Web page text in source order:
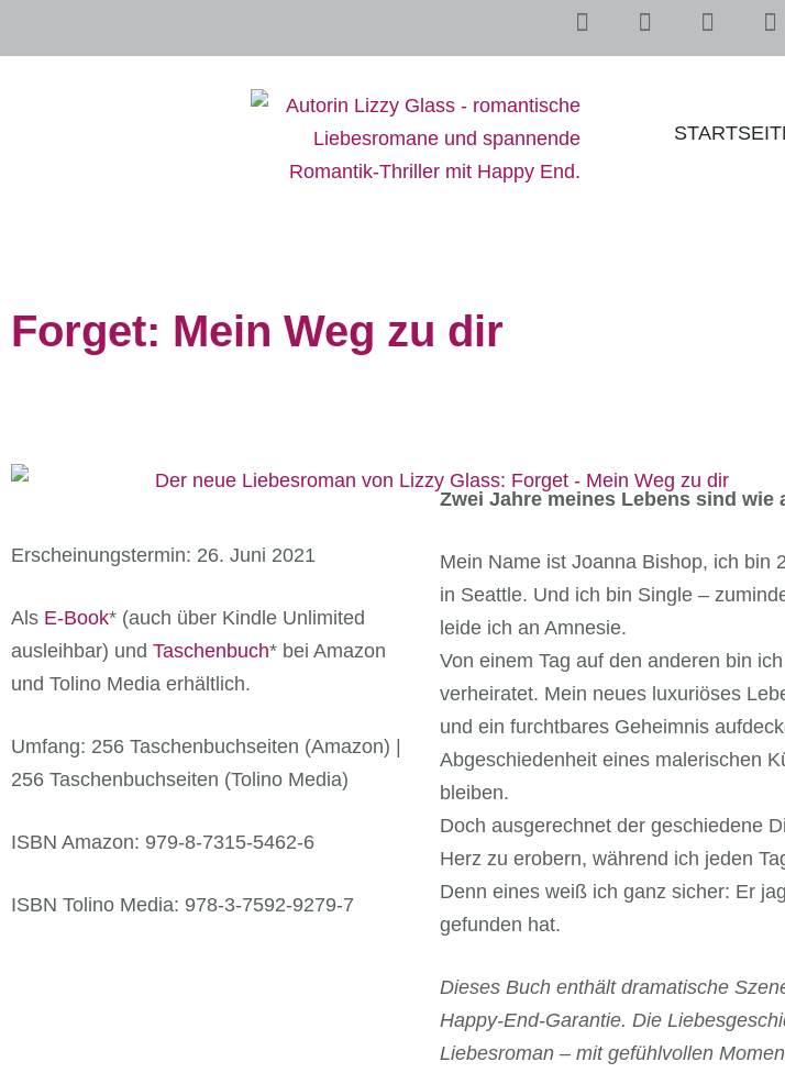
Forget: Mein Weg zu dir
Erscheinungstermin: 26. Juni 2021
Als E-Book* (auch über Kindle Unlimited
ausleihbar) und Taschenbuch* bei Amazon
und Tolino Media erhältlich.
Umfang: 256 Taschenbuchseiten (Amazon) |
256 Taschenbuchseiten (Tolino Media)
ISBN Amazon: 979-8-7315-5462-6
ISBN Tolino Media: 978-3-7592-9279-7
Zwei Jahre meines Lebens sind wie
Mein Name ist Joanna Bishop, ich bin
in Seattle. Und ich bin Single –
leide ich an Amnesie.
Von einem Tag auf den anderen bin
verheiratet. Mein neues luxuriöses
und ein furchtbares Geheimnis
Abgeschiedenheit eines malerischen
bleiben.
Doch ausgerechnet der geschiedene
Herz zu erobern, während ich jeden
Denn eines weiß ich ganz sicher: Er
gefunden hat.
Dieses Buch enthält dramatische
Happy-End-Garantie. Die
Liebesroman – mit gefühlvollen